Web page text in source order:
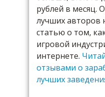
рублей в месяц.
лучших авторов
статью о том,
игровой
интернете.
отзывами о
лучших